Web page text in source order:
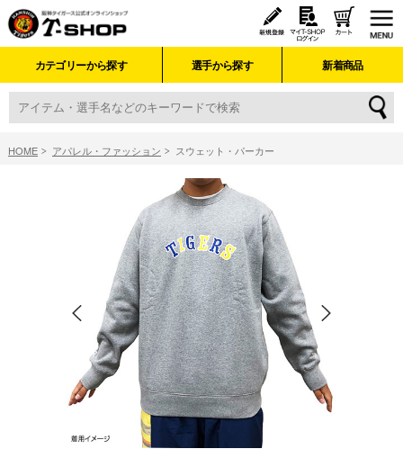
カテゴリーから探す 選手から探す 新着商品
HOME アパレル・ファッション スウェット・パーカー